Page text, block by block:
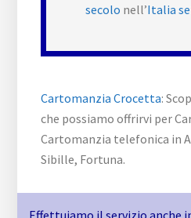
secolo nell’Italia
Cartomanzia Crocetta:
che possiamo offrirvi per
Cartomanzia telefonica in
Sibille, Fortuna.
Effettuiamo il servizio anche